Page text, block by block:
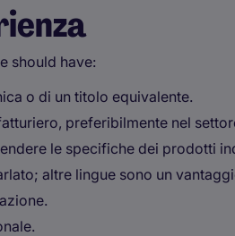
should have:
o di un titolo equivalente.
preferibilmente nel
le specifiche dei prodotti
altre lingue sono un